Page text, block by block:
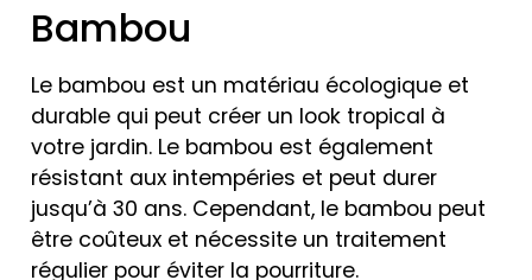
Bambou
Le bambou est un matériau écologique et
durable qui peut créer un look tropical à
votre jardin. Le bambou est également
résistant aux intempéries et peut durer
jusqu’à 30 ans. Cependant, le bambou peut
être coûteux et nécessite un traitement
régulier pour éviter la pourriture.